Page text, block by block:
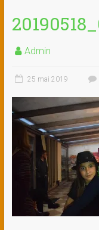
Admin
25 mai 2019